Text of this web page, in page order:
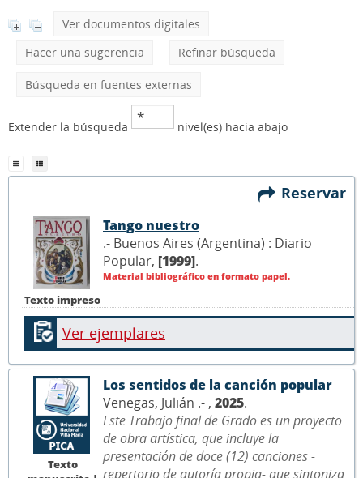
Ver documentos digitales
Hacer una sugerencia
Refinar búsqueda
Búsqueda en fuentes externas
Extender la búsqueda nivel(es) hacia abajo
Reservar
Texto impreso
Tango nuestro
.- Buenos Aires (Argentina) : Diario
Popular, [1999].
Material bibliográfico en formato papel.
Ver ejemplares
Texto
Los sentidos de la canción popular
Venegas, Julián .- , 2025.
Este Trabajo final de Grado es un proyecto
de obra artística, que incluye la
presentación de doce (12) canciones -
repertorio de autoría propia- que sintoniza